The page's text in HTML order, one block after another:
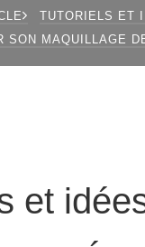
TUTORIELS ET
SON MAQUILLAGE
et